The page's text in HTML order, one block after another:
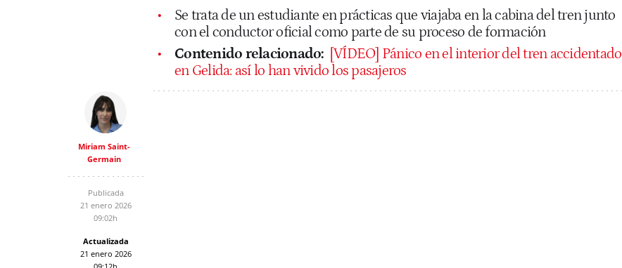
Se trata de un estudiante en prácticas que viajaba en la cabina del tren junto
con el conductor oficial como parte de su proceso de formación
Contenido relacionado:
[VÍDEO] Pánico en el interior del tren accidentado
en Gelida: así lo han vivido los pasajeros
Miriam Saint-
Germain
Publicada
21 enero 2026
09:02h
Actualizada
21 enero 2026